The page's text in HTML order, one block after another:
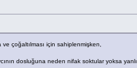
çoğaltılması için sahiplenmişken,
dosluğuna neden nifak soktular yoksa